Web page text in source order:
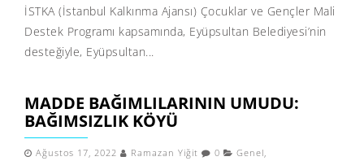
İSTKA (İstanbul Kalkınma Ajansı) Çocuklar ve Gençler Mali
Destek Programı kapsamında, Eyüpsultan Belediyesi’nin
desteğiyle, Eyüpsultan...
MADDE BAĞIMLILARININ UMUDU:
BAĞIMSIZLIK KÖYÜ
Ağustos 17, 2022 Ramazan Yiğit 0 Genel,